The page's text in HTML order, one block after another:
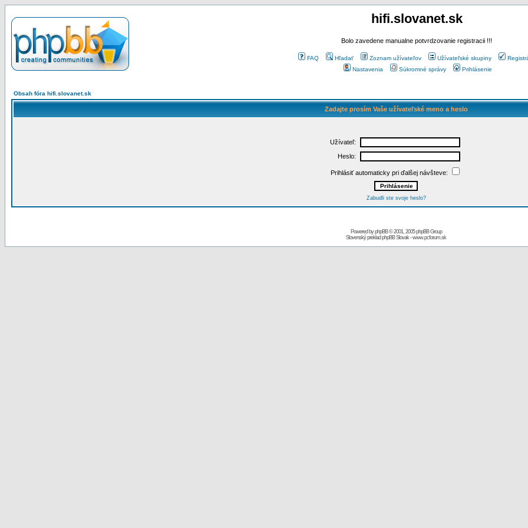
hifi.slovanet.sk
Bolo zavedene manualne potvrdzovanie registracii !!!
FAQ Hľadať Zoznam užívateľov Užívateľské skupiny
Nastavenia
Súkromné správy Prihlásenie
Obsah fóra hifi.slovanet.sk
Zadajte prosím Vaše užívateľské meno a heslo
Užívateľ:
Heslo:
Prihlásiť automaticky pri ďalšej návšteve:
Zabudli ste svoje heslo?
Powered byphpBB© 2001, 2005 phpBB Group
Slovenský preklad phpBB Slovak-www.pcforum.sk